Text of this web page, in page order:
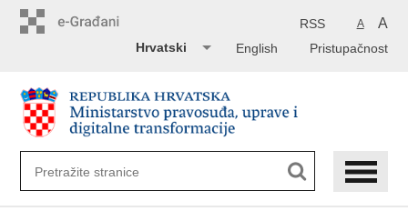
A A
RSS
Pristupačnost
English
Hrvatski